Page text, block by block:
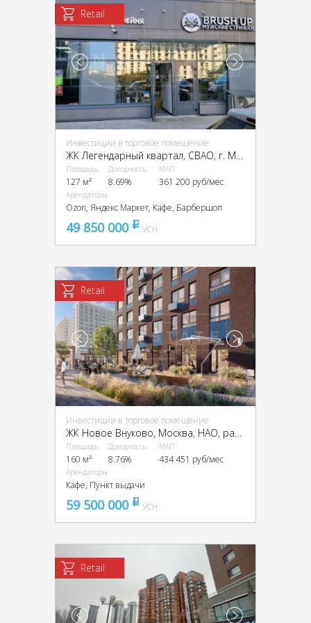
Retail
Инвестиции в торговое помещение
ЖК Легендарный квартал, CВАО, г. Москва, Берёзовая аллея, 19к3
Площадь
127 м²
Доходность
8.69%
МАП
361 200 руб/мес
Арендаторы
Ozon, Яндекс Маркет, Кафе, Барбершоп
49 850 000 pуб
УСН
Retail
Инвестиции в торговое помещение
Площадь
160 м²
Доходность
8.76%
МАП
434 451 руб/мес
Арендаторы
Кафе, Пункт выдачи
59 500 000 pуб
УСН
Retail